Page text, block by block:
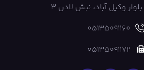
وکیل آباد، نبش لادن 3
05135091160
05135091172